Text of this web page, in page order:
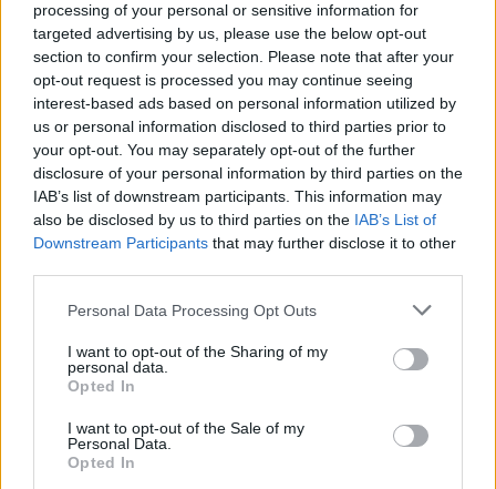
processing of your personal or sensitive information for
targeted advertising by us, please use the below opt-out
section to confirm your selection. Please note that after your
opt-out request is processed you may continue seeing
interest-based ads based on personal information utilized by
us or personal information disclosed to third parties prior to
your opt-out. You may separately opt-out of the further
disclosure of your personal information by third parties on the
IAB’s list of downstream participants. This information may
also be disclosed by us to third parties on the IAB’s List of
Downstream Participants that may further disclose it to other
Personal Data Processing Opt Outs
I want to opt-out of the Sharing of my
personal data.
Opted In
I want to opt-out of the Sale of my
Personal Data.
Opted In
Γαβρόγλου: Ανοίγουν τρία
σχολεία σε Ραφήνα και
Νέα Μάκρη για τους
πληγέντες
26/07/2018 - 03:00
Πέρα από κάθε προσδοκία
η προσφορά αίματος
26/07/2018 - 03:00